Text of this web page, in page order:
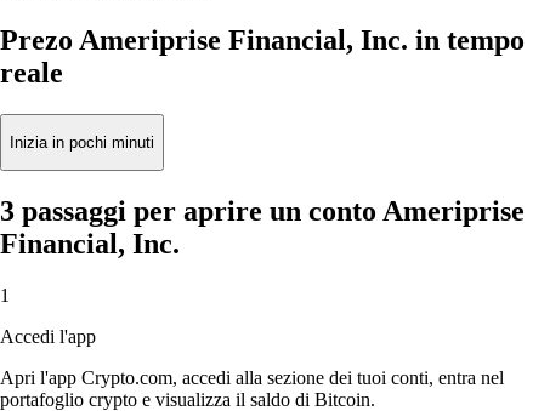
Prezo Ameriprise Financial, Inc. in tempo
reale
Inizia in pochi minuti
3 passaggi per aprire un conto Ameriprise
Financial, Inc.
1
Accedi l'app
Apri l'app Crypto.com, accedi alla sezione dei tuoi conti, entra nel
portafoglio crypto e visualizza il saldo di Bitcoin.